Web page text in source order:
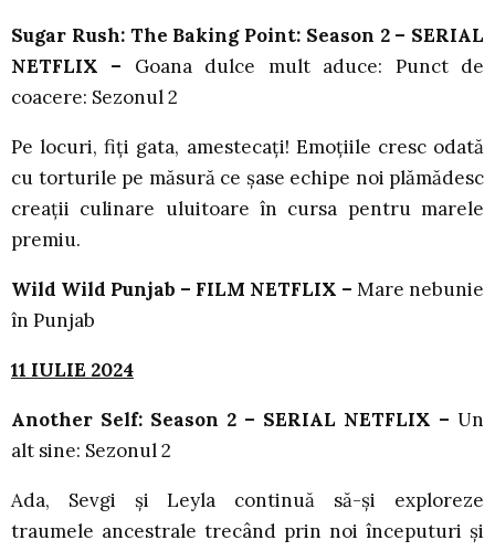
Sugar Rush: The Baking Point: Season 2 – SERIAL
NETFLIX – Goana dulce mult aduce: Punct de
coacere: Sezonul 2
Pe locuri, fiți gata, amestecați! Emoțiile cresc odată
cu torturile pe măsură ce șase echipe noi plămădesc
creații culinare uluitoare în cursa pentru marele
premiu.
Wild Wild Punjab – FILM NETFLIX – Mare nebunie
în Punjab
11 IULIE 2024
Another Self: Season 2 – SERIAL NETFLIX – Un
alt sine: Sezonul 2
Ada, Sevgi și Leyla continuă să-și exploreze
traumele ancestrale trecând prin noi începuturi și